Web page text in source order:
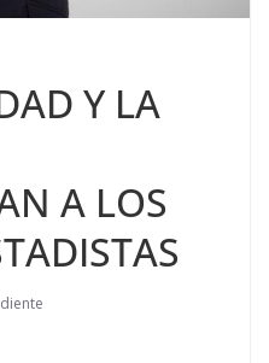
Y LA
A LOS